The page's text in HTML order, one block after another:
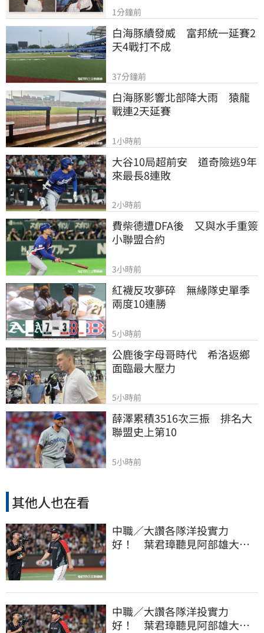
1分鐘前
白海豚續發威　富邦統一延賽2
天4戰打不成
37分鐘前
白海豚影響北部降大雨　猿龍
戰連2天延賽
1小時前
大谷10局超前安　道奇險逃9年
來最長8連敗
2小時前
費柴德遭DFA後　又與水手重簽
小聯盟合約
3小時前
紅襪反攻夢碎　無緣隊史單季
兩度10連勝
5小時前
公鹿後字母哥時代　希洛返鄉
面臨最大壓力
5小時前
薛澤累積3516次三振　排名大
聯盟史上第10
5小時前
其他人也在看
中職／大讚各隊洋投實力
好！ 葉君璋聽見阿部雄大被
中職／大讚各隊洋投實力
好！ 葉君璋聽見阿部雄大被